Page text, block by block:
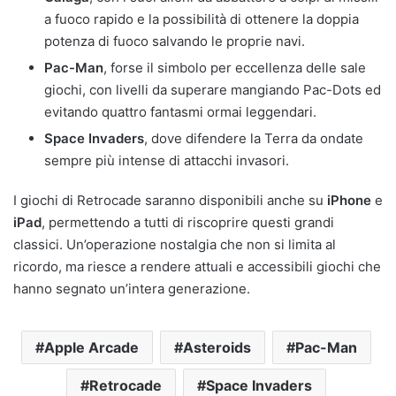
a fuoco rapido e la possibilità di ottenere la doppia
potenza di fuoco salvando le proprie navi.
Pac-Man, forse il simbolo per eccellenza delle sale
giochi, con livelli da superare mangiando Pac-Dots ed
evitando quattro fantasmi ormai leggendari.
Space Invaders, dove difendere la Terra da ondate
sempre più intense di attacchi invasori.
I giochi di Retrocade saranno disponibili anche su iPhone e
iPad, permettendo a tutti di riscoprire questi grandi
classici. Un’operazione nostalgia che non si limita al
ricordo, ma riesce a rendere attuali e accessibili giochi che
hanno segnato un’intera generazione.
Apple Arcade Asteroids Pac-Man
Retrocade Space Invaders